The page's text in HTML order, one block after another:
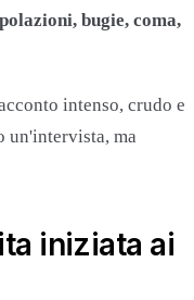
bugie, coma,
intenso, crudo e
un'intervista, ma
iniziata ai